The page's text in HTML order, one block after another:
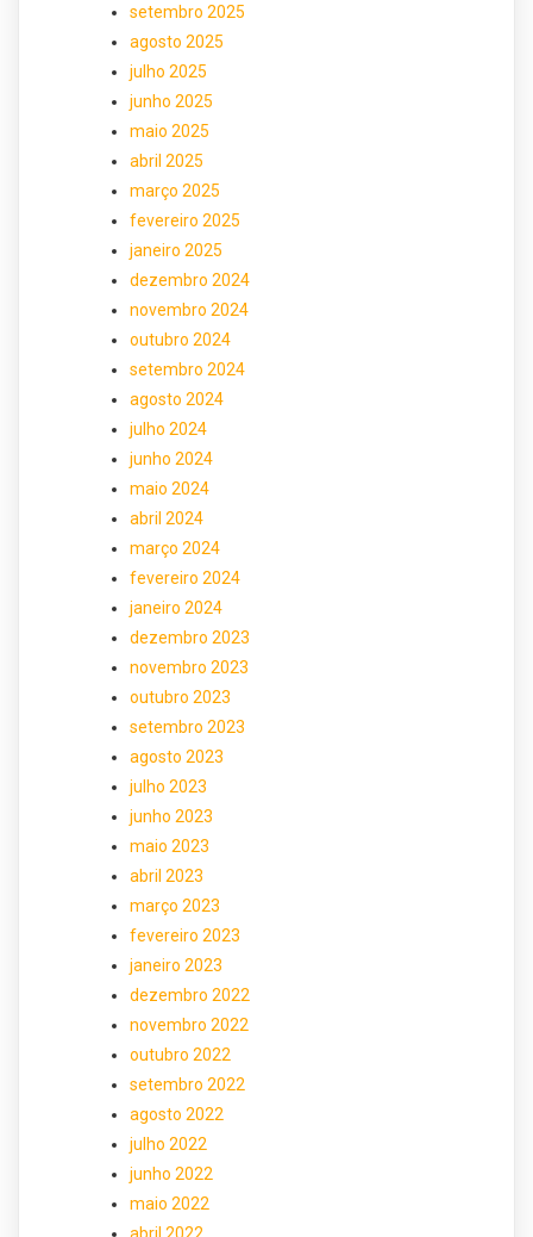
setembro 2025
agosto 2025
julho 2025
junho 2025
maio 2025
abril 2025
março 2025
fevereiro 2025
janeiro 2025
dezembro 2024
novembro 2024
outubro 2024
setembro 2024
agosto 2024
julho 2024
junho 2024
maio 2024
abril 2024
março 2024
fevereiro 2024
janeiro 2024
dezembro 2023
novembro 2023
outubro 2023
setembro 2023
agosto 2023
julho 2023
junho 2023
maio 2023
abril 2023
março 2023
fevereiro 2023
janeiro 2023
dezembro 2022
novembro 2022
outubro 2022
setembro 2022
agosto 2022
julho 2022
junho 2022
maio 2022